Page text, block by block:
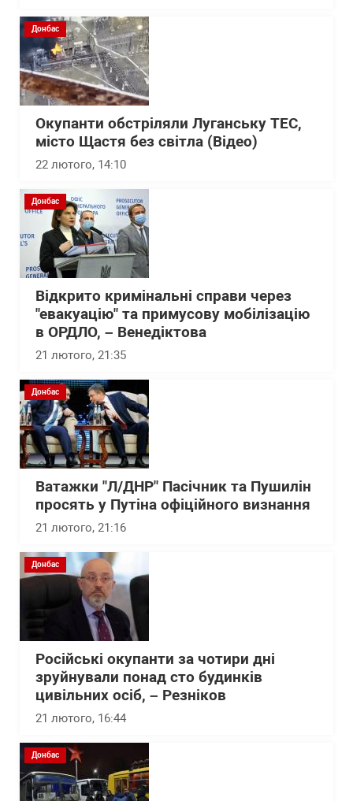
Донбас
Окупанти обстріляли Луганську ТЕС,
місто Щастя без світла (Відео)
22 лютого, 14:10
Донбас
Відкрито кримінальні справи через
"евакуацію" та примусову мобілізацію
в ОРДЛО, – Венедіктова
21 лютого, 21:35
Донбас
Ватажки "Л/ДНР" Пасічник та Пушилін
просять у Путіна офіційного визнання
21 лютого, 21:16
Донбас
Російські окупанти за чотири дні
зруйнували понад сто будинків
цивільних осіб, – Резніков
21 лютого, 16:44
Донбас